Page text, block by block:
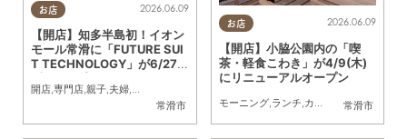
お店
常滑市
2026.06.09
【開店】知多半島初！イオン
モール常滑に「FUTURE SUI
T TECHNOLOGY」が6/27
開店,専門店,親子,夫婦,カップル
お店
常滑市
2026.06.09
【開店】小脇公園内の「喫
茶・軽食こわき」が4/9(木)
にリニューアルオープン
モーニング,ランチ,カフェ スイーツ